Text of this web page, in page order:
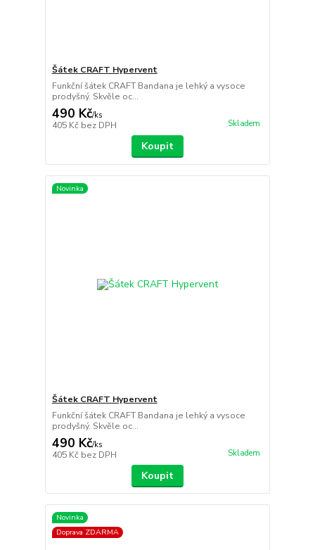
Šátek CRAFT Hypervent
Funkční šátek CRAFT Bandana je lehký a vysoce
prodyšný. Skvěle oc...
490 Kč/ks
405 Kč bez DPH Skladem
Koupit
Novinka
Šátek CRAFT Hypervent
Funkční šátek CRAFT Bandana je lehký a vysoce
prodyšný. Skvěle oc...
490 Kč/ks
405 Kč bez DPH Skladem
Koupit
Novinka
Doprava ZDARMA